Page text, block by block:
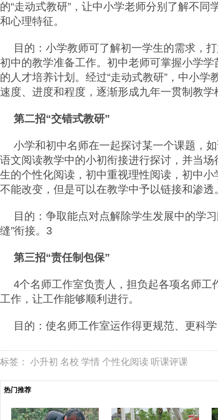
的“走动式教研”，让中小学老师分别了解不同
和心理特征。
目的：小学教师可了解初一学生的需求，
初中的教学准备工作。初中老师可掌握小学
的人才培养计划。经过“走动式教研”，中小学
速度、进度和程度，逐渐形成九年一贯制教学
第二招“交错式教研”
小学和初中名师在一起探讨某一个课题，
语文阅读教学中的小初衔接进行探讨，并当
生的个性化阅读，初中重视理性阅读，初中
不能改变，但是可以在教学中予以链接和渗透
目的：争取能点对点解除学生发展中的学
缝”衔接。3
第三招“责任制包保”
4个名师工作室负责人，担负起各项名师工
工作，让工作能够顺利进行。
目的：使名师工作室运作得更规范、更科
标签： 小升初 名校 学情 个性化阅读 听课评课
热门推荐